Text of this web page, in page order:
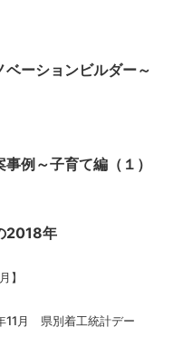
ーションビルダー～
例～子育て編（１）
2018年
】
11月 県別着工統計デー